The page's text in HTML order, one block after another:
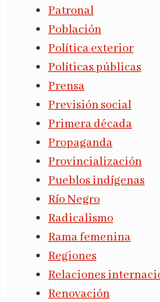
Patronal
Población
Política exterior
Políticas públicas
Prensa
Previsión social
Primera década
Propaganda
Provincialización
Pueblos indígenas
Río Negro
Radicalismo
Rama femenina
Regiones
Relaciones
Renovación